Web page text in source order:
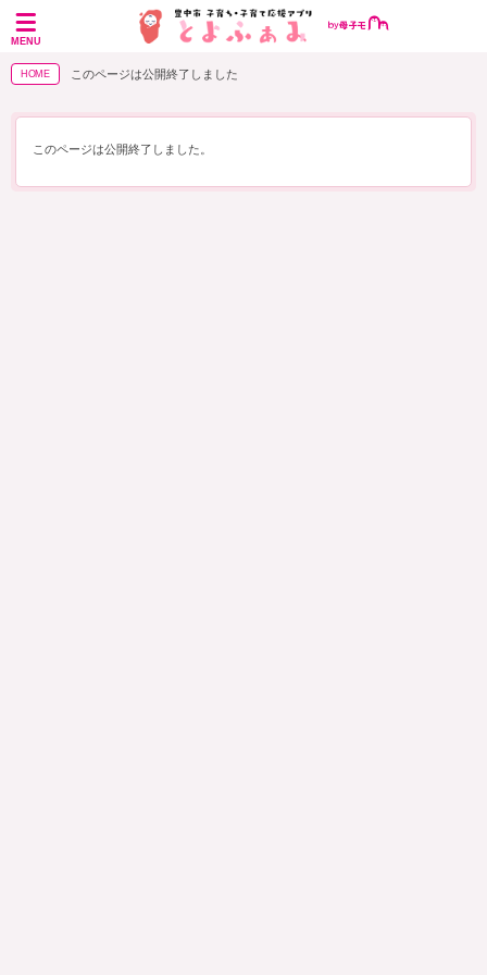
MENU
HOME このページは公開終了しました
このページは公開終了しました。